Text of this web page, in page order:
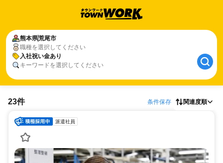
熊本県荒尾市
職種を選択してください
入社祝い金あり
キーワードを選択してください
23件 条件保存 関連度順
派遣社員